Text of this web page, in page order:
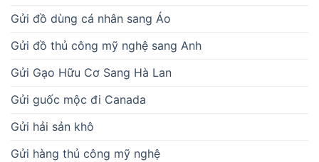
Gửi đồ dùng cá nhân sang Áo
Gửi đồ thủ công mỹ nghệ sang Anh
Gửi Gạo Hữu Cơ Sang Hà Lan
Gửi guốc mộc đi Canada
Gửi hải sản khô
Gửi hàng thủ công mỹ nghệ